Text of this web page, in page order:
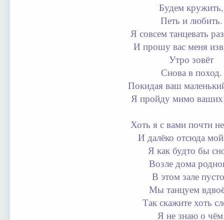
Будем кружить,
Петь и любить.
Я совсем танцевать
И прошу вас меня
Утро зовёт
Снова в поход.
Покидая ваш
Я пройду мимо ваших
Хоть я с вами почти
И далёко отсюда
Я как будто бы
Возле дома
В этом зале
Мы танцуем
Так скажите хоть
Я не знаю о